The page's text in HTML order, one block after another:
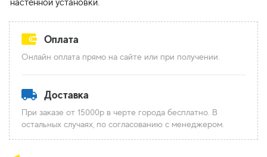
Оплата
Онлайн оплата прямо на сайте или при получении.
Доставка
При заказе от 15000р в черте города бесплатно. В
остальных случаях, по согласованию с менеджером.